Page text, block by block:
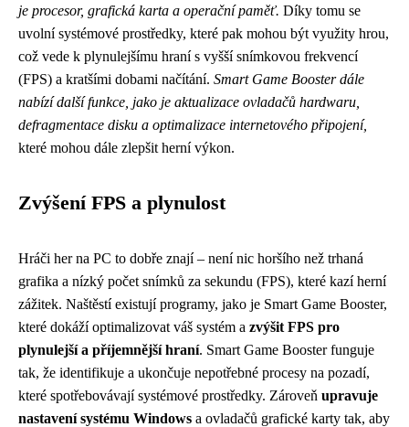
je procesor, grafická karta a operační paměť. Díky tomu se
uvolní systémové prostředky, které pak mohou být využity hrou,
což vede k plynulejšímu hraní s vyšší snímkovou frekvencí
(FPS) a kratšími dobami načítání. Smart Game Booster dále
nabízí další funkce, jako je aktualizace ovladačů hardwaru,
defragmentace disku a optimalizace internetového připojení,
které mohou dále zlepšit herní výkon.
Zvýšení FPS a plynulost
Hráči her na PC to dobře znají – není nic horšího než trhaná
grafika a nízký počet snímků za sekundu (FPS), které kazí herní
zážitek. Naštěstí existují programy, jako je Smart Game Booster,
které dokáží optimalizovat váš systém a zvýšit FPS pro
plynulejší a příjemnější hraní. Smart Game Booster funguje
tak, že identifikuje a ukončuje nepotřebné procesy na pozadí,
které spotřebovávají systémové prostředky. Zároveň upravuje
nastavení systému Windows a ovladačů grafické karty tak, aby